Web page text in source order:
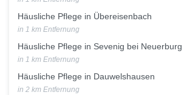
Häusliche Pflege in Übereisenbach
in 1 km Entfernung
Häusliche Pflege in Sevenig bei Neuerburg
in 1 km Entfernung
Häusliche Pflege in Dauwelshausen
in 2 km Entfernung